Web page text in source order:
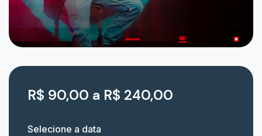
R$ 90,00 a R$ 240,00
Selecione a data